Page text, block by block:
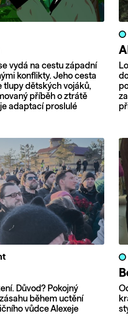
vydá na cestu západní
konflikty. Jeho cesta
tlupy dětských vojáků,
příběh o ztrátě
adaptací proslulé
Důvod? Pokojný
během uctění
vůdce Alexeje